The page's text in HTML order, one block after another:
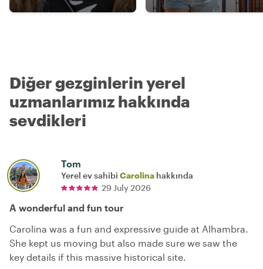
Diğer gezginlerin yerel
uzmanlarımız hakkında
sevdikleri
Tom
Yerel ev sahibi Carolina hakkında
29 July 2026
A wonderful and fun tour
Carolina was a fun and expressive guide at Alhambra.
She kept us moving but also made sure we saw the
key details if this massive historical site.